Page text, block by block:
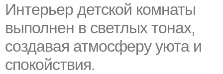
Интерьер детской комнаты
выполнен в светлых тонах,
создавая атмосферу уюта и
спокойствия.